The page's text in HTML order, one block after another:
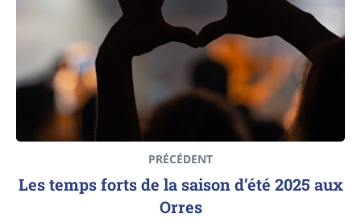
PRÉCÉDENT
Les temps forts de la saison d’été 2025 aux
Orres